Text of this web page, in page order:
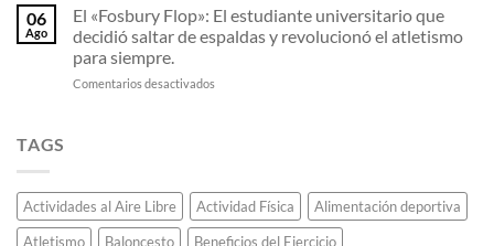
la
llama
olímpica
que
zapatillas
fibra
carbono
de
maratón.
U
Sampaoli
2011:
al
continente.
06
Ago
El «Fosbury Flop»: El estudiante universitario que
decidió saltar de espaldas y revolucionó el atletismo
para siempre.
Comentarios desactivados
universitario
que
decidió
TAGS
Actividades al Aire Libre Actividad Física
Alimentación deportiva
Atletismo
Baloncesto
Beneficios del Ejercicio